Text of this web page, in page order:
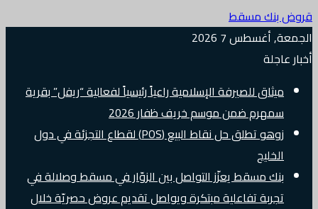
قروض بنك مسقط
الجمعة, أغسطس 7 2026
أخبار عاجلة
ميثاق للصيرفة الإسلامية راعياً رئيسياً لفعالية “ريفل” بقرية
سمهرم ضمن موسم خريف ظفار 2026
زوهو تطلق حل نقاط البيع (POS) لقطاع التجزئة في دول
الخليج
بنك مسقط يعزّز التواصل بين الزوّار في مسقط وصلالة في
تجربة تفاعلية مبتكرة ويواصل تقديم عروض حصريّة خلال